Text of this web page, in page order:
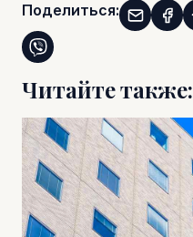
Поделиться:
Читайте также: